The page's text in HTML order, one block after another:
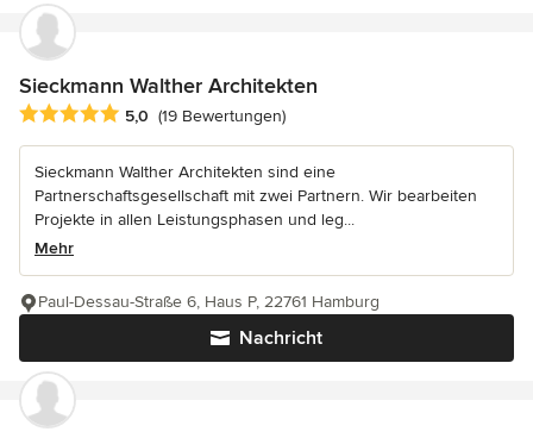
Sieckmann Walther Architekten
Durchschnittliche Bewertung: 5 von 5 Sternen
5,0 (19 Bewertungen)
Sieckmann Walther Architekten sind eine
Partnerschaftsgesellschaft mit zwei Partnern. Wir bearbeiten
Projekte in allen Leistungsphasen und leg...
Mehr
Nachricht
Paul-Dessau-Straße 6, Haus P, 22761 Hamburg